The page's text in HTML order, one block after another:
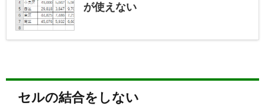
が使えない
セルの結合をしない